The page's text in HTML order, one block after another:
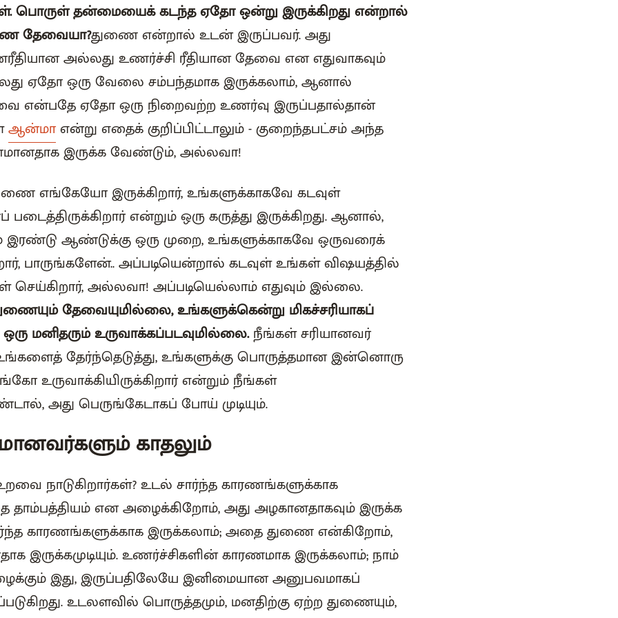
பொருள் தன்மையைக் கடந்த ஏதோ ஒன்று இருக்கிறது என்றால்
தேவையா?துணை என்றால் உடன் இருப்பவர். அது
அல்லது உணர்ச்சி ரீதியான தேவை என எதுவாகவும்
ஏதோ ஒரு வேலை சம்பந்தமாக இருக்கலாம், ஆனால்
என்பதே ஏதோ ஒரு நிறைவற்ற உணர்வு இருப்பதால்தான்
ஆன்மா என்று எதைக் குறிப்பிட்டாலும் - குறைந்தபட்சம் அந்த
இருக்க வேண்டும், அல்லவா!
எங்கேயோ இருக்கிறார், உங்களுக்காகவே கடவுள்
என்றும் ஒரு கருத்து இருக்கிறது. ஆனால்,
ஆண்டுக்கு ஒரு முறை, உங்களுக்காகவே ஒருவரைக்
பாருங்களேன்.. அப்படியென்றால் கடவுள் உங்கள் விஷயத்தில்
செய்கிறார், அல்லவா! அப்படியெல்லாம் எதுவும் இல்லை.
தேவையுமில்லை, உங்களுக்கென்று மிகச்சரியாகப்
மனிதரும் உருவாக்கப்படவுமில்லை.நீங்கள் சரியானவர்
தேர்ந்தெடுத்து, உங்களுக்கு பொருத்தமான இன்னொரு
உருவாக்கியிருக்கிறார் என்றும் நீங்கள்
அது பெருங்கேடாகப் போய் முடியும்.
காதலும்
நாடுகிறார்கள்? உடல் சார்ந்த காரணங்களுக்காக
தாம்பத்தியம் என அழைக்கிறோம், அது அழகானதாகவும் இருக்க
காரணங்களுக்காக இருக்கலாம்; அதை துணை என்கிறோம்,
இருக்கமுடியும். உணர்ச்சிகளின் காரணமாக இருக்கலாம்; நாம்
இது, இருப்பதிலேயே இனிமையான அனுபவமாகப்
உடலளவில் பொருத்தமும், மனதிற்கு ஏற்ற துணையும்,